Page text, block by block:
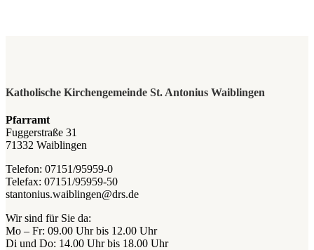
Katholische Kirchengemeinde St. Antonius Waiblingen
Pfarramt
Fuggerstraße 31
71332 Waiblingen
Telefon: 07151/95959-0
Telefax: 07151/95959-50
stantonius.waiblingen@drs.de
Wir sind für Sie da:
Mo – Fr: 09.00 Uhr bis 12.00 Uhr
Di und Do: 14.00 Uhr bis 18.00 Uhr